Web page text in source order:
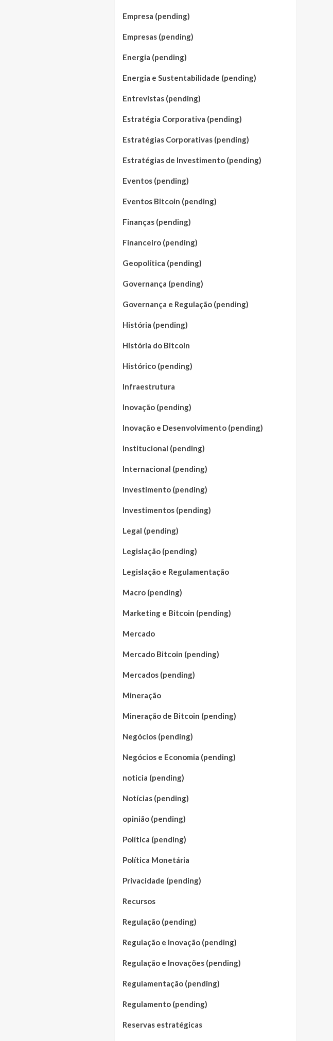
Empresa (pending)
Empresas (pending)
Energia (pending)
Energia e Sustentabilidade (pending)
Entrevistas (pending)
Estratégia Corporativa (pending)
Estratégias Corporativas (pending)
Estratégias de Investimento (pending)
Eventos (pending)
Eventos Bitcoin (pending)
Finanças (pending)
Financeiro (pending)
Geopolítica (pending)
Governança (pending)
Governança e Regulação (pending)
História (pending)
História do Bitcoin
Histórico (pending)
Infraestrutura
Inovação (pending)
Inovação e Desenvolvimento (pending)
Institucional (pending)
Internacional (pending)
Investimento (pending)
Investimentos (pending)
Legal (pending)
Legislação (pending)
Legislação e Regulamentação
Macro (pending)
Marketing e Bitcoin (pending)
Mercado
Mercado Bitcoin (pending)
Mercados (pending)
Mineração
Mineração de Bitcoin (pending)
Negócios (pending)
Negócios e Economia (pending)
noticia (pending)
Notícias (pending)
opinião (pending)
Política (pending)
Política Monetária
Privacidade (pending)
Recursos
Regulação (pending)
Regulação e Inovação (pending)
Regulação e Inovações (pending)
Regulamentação (pending)
Regulamento (pending)
Reservas estratégicas